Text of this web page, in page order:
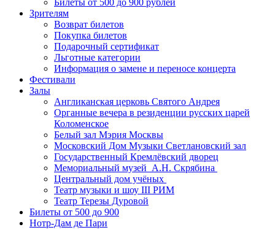
Билеты от 500 до 900 рублей
Зрителям
Возврат билетов
Покупка билетов
Подарочный сертификат
Льготные категории
Информация о замене и переносе концерта
Фестивали
Залы
Англиканская церковь Святого Андрея
Органные вечера в резиденции русских царей
Коломенское
Белый зал Мэрия Москвы
Московский Дом Музыки Светлановский зал
Государственный Кремлёвский дворец
Мемориальный музей А.Н. Скрябина
Центральный дом учёных
Театр музыки и шоу III РИМ
Театр Терезы Дуровой
Билеты от 500 до 900
Нотр-Дам де Пари